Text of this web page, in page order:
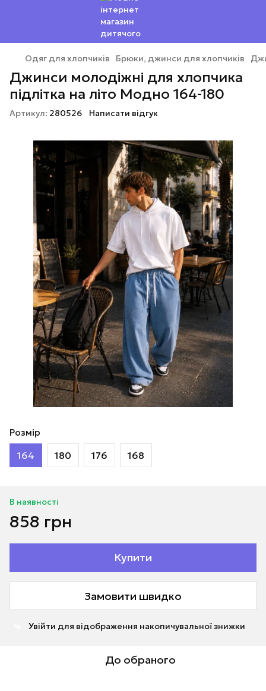
Одяг для хлопчиків Брюки, джинси для хлопчиків
Джинси молодіжні для хлопчика
підлітка на літо Модно 164-180
Артикул: 280526 Написати відгук
Розмір
164 180 176 168
В наявності
858 грн
Купити
Замовити швидко
Увійти для відображення накопичувальної знижки
До обраного